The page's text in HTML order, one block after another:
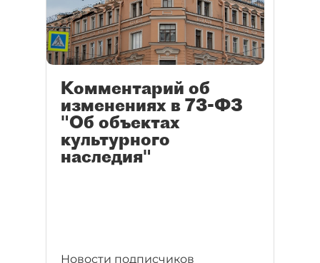
Комментарий об
изменениях в 73-ФЗ
"Об объектах
культурного
наследия"
Новости подписчиков